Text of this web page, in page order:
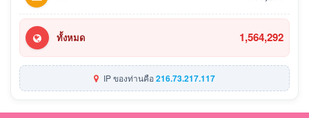
ทั้งหมด 1,564,292
IP ของท่านคือ216.73.217.117